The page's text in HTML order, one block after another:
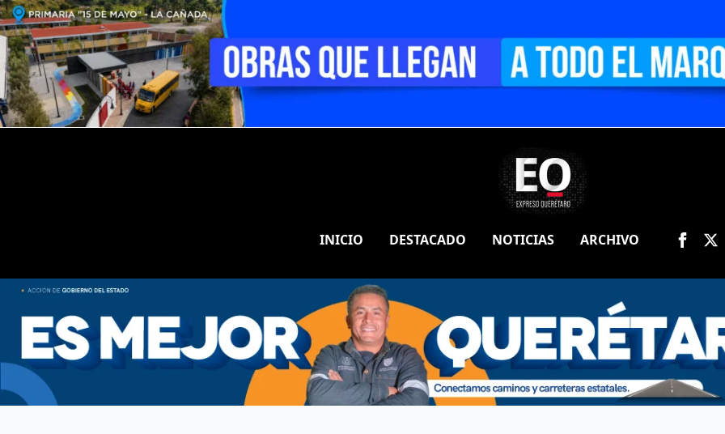
INICIO DESTACADO NOTICIAS ARCHIVO